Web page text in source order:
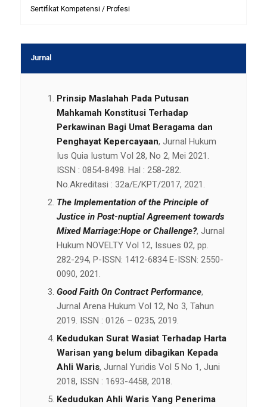
Sertifikat Kompetensi / Profesi
Jurnal
Prinsip Maslahah Pada Putusan
Mahkamah Konstitusi Terhadap
Perkawinan Bagi Umat Beragama dan
Penghayat Kepercayaan, Jurnal Hukum
Ius Quia Iustum Vol 28, No 2, Mei 2021.
ISSN : 0854-8498. Hal : 258-282.
No.Akreditasi : 32a/E/KPT/2017, 2021.
The Implementation of the Principle of
Justice in Post-nuptial Agreement towards
Mixed Marriage:Hope or Challenge?, Jurnal
Hukum NOVELTY Vol 12, Issues 02, pp.
282-294, P-ISSN: 1412-6834 E-ISSN: 2550-
0090, 2021.
Good Faith On Contract Performance,
Jurnal Arena Hukum Vol 12, No 3, Tahun
2019. ISSN : 0126 – 0235, 2019.
Kedudukan Surat Wasiat Terhadap Harta
Warisan yang belum dibagikan Kepada
Ahli Waris, Jurnal Yuridis Vol 5 No 1, Juni
2018, ISSN : 1693-4458, 2018.
Kedudukan Ahli Waris Yang Penerima